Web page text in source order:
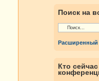
Поиск на
Расширенный
Кто